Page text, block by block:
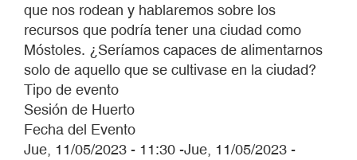
que nos rodean y hablaremos sobre los
recursos que podría tener una ciudad como
Móstoles. ¿Seríamos capaces de alimentarnos
solo de aquello que se cultivase en la ciudad?
Tipo de evento
Sesión de Huerto
Fecha del Evento
Jue, 11/05/2023 - 11:30 -Jue, 11/05/2023 -